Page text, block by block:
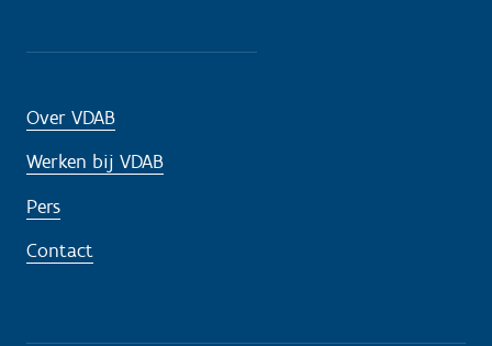
Over VDAB
Werken bij VDAB
Pers
Contact